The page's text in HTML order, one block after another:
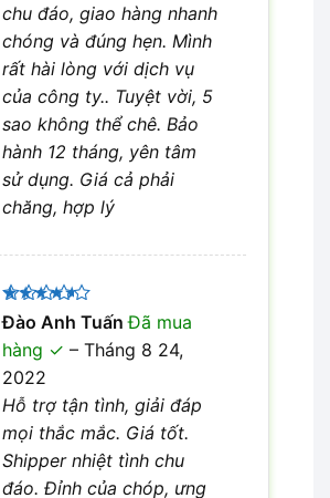
chu đáo, giao hàng nhanh
chóng và đúng hẹn. Mình
rất hài lòng với dịch vụ
của công ty.. Tuyệt vời, 5
sao không thể chê. Bảo
hành 12 tháng, yên tâm
sử dụng. Giá cả phải
chăng, hợp lý
Được
xếp hạng
45 sao
Đào Anh TuấnĐã mua
hàng
– Tháng 8 24,
2022
Hỗ trợ tận tình, giải đáp
mọi thắc mắc. Giá tốt.
Shipper nhiệt tình chu
đáo. Đỉnh của chóp, ưng